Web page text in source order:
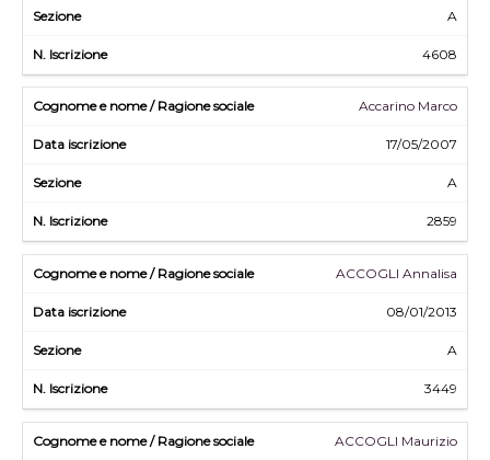
A
4608
Accarino Marco
17/05/2007
A
2859
ACCOGLI Annalisa
08/01/2013
A
3449
ACCOGLI Maurizio